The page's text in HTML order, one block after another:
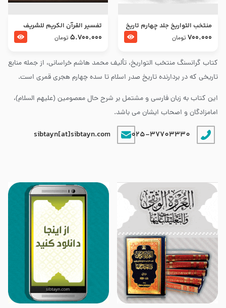
کتاب گرانسنگ منتخب التواريخ، تألیف محمد هاشم خراسانی، از جمله منابع
تاریخی که در بردارنده تاریخ صدر اسلام تا سده چهارم هجری قمری است.
این کتاب به زبان فارسی و مشتمل بر شرح حال معصومین (علیهم السلام)،
امامزادگان و اصحاب ایشان می باشد.
025-37703330
sibtayn[at]sibtayn.com
منتخب التواریخ جلد چهارم تاریخ
امام زین العابدین و امام محمد
700.000 تومان
تفسير القرآن الكريم للشريف
المرتضي قدس سرّه
5.700.000 تومان